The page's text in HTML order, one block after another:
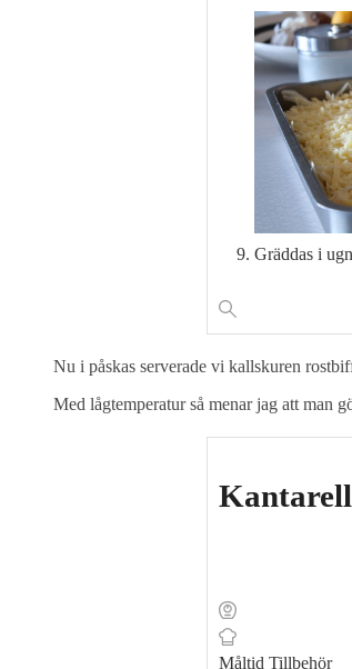
Gräddas i
Nu i påskas serverade vi kallskuren
Med lågtemperatur så menar jag att man
Måltid Tillbehör